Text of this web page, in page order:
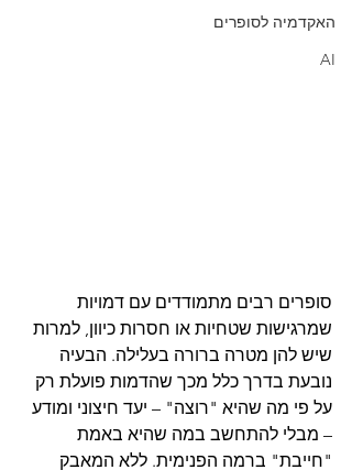
האקדמיה לסופרים
AI
סופרים רבים מתמודדים עם דמויות
שמרגישות שטחיות או חסרות כיוון, למרות
שיש להן מטרה ברורה בעלילה. הבעיה
נובעת בדרך כלל מכך שהדמות פועלת רק
על פי מה שהיא "רוצה" – יעד חיצוני ומודע
– מבלי להתחשב במה שהיא באמת
"חייבת" ברמה הפנימית. ללא המאבק